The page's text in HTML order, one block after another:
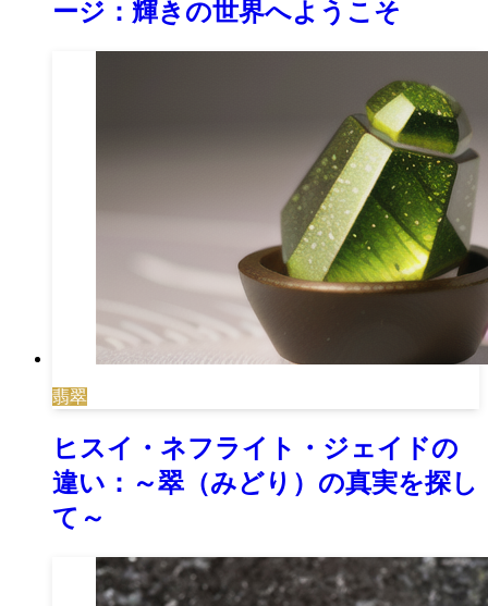
ージ：輝きの世界へようこそ
翡翠
ヒスイ・ネフライト・ジェイドの
違い：～翠（みどり）の真実を探し
て～